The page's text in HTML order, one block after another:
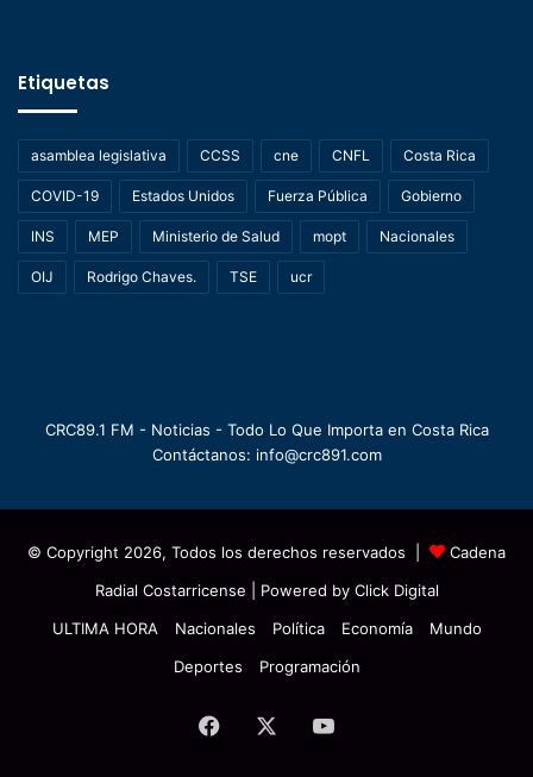
Etiquetas
asamblea legislativa CCSS cne CNFL Costa Rica
COVID-19 Estados Unidos Fuerza Pública Gobierno
INS MEP Ministerio de Salud mopt Nacionales
OIJ Rodrigo Chaves. TSE ucr
CRC89.1 FM - Noticias - Todo Lo Que Importa en Costa Rica
Contáctanos: info@crc891.com
© Copyright 2026, Todos los derechos reservados |
Cadena
Radial Costarricense | Powered by Click Digital
ULTIMA HORA
Nacionales Política Economía
Mundo
Deportes
Programación
Facebook YouTube